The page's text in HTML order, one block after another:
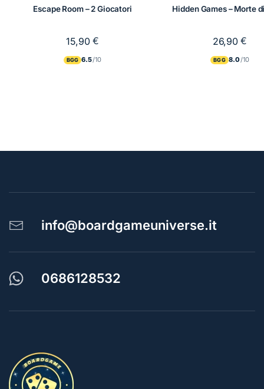
Escape Room – 2 Giocatori
15,90€
BGG 6.5
Hidden Games – Morte
26,90€
BGG 8.0
info@boardgameuniverse.it
0686128532